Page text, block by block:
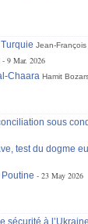
Jean-
9 Mar. 2026
Chaara Hamit
sous
test du dogme
23 May 2026
sécurité à